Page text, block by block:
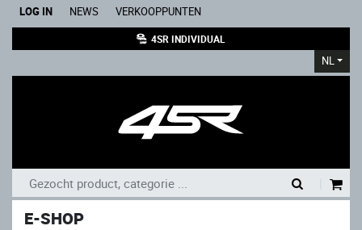
LOG IN NEWS VERKOOPPUNTEN
4SR INDIVIDUAL
NL
E-SHOP